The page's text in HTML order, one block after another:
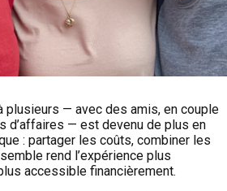
plusieurs — avec des amis, en couple
d’affaires — est devenu de plus en
: partager les coûts, combiner les
rend l’expérience plus
accessible financièrement.